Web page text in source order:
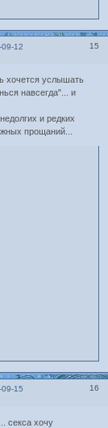
15
12
хочется услышать
навсегда"... и
и редких
прощаний...
16
15
секса хочу